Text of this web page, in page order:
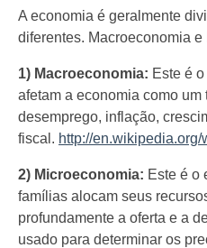
A economia é geralmente
diferentes. Macroeconomia e
1) Macroeconomia: Este é
afetam a economia como
desemprego, inflação,
fiscal. http://en.wikipedia.org/
2) Microeconomia: Este é o
famílias alocam seus
profundamente a oferta e a
usado para determinar os